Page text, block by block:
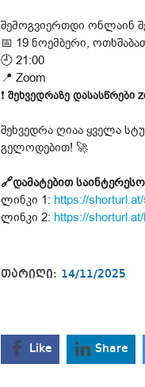
შემოგვიერთდი ონლაინ
📅 19 ნოემბერი,
🕘 21:00
📍 Zoom
❗ შეხვედრაზე დასასწრები
შეხვედრა ღიაა ყველა
გელოდებით! 🚀
🔗დამატებით
ლინკი 1: https://
ლინკი 2: https://
თარიღი: 14/11/2025
Like Share